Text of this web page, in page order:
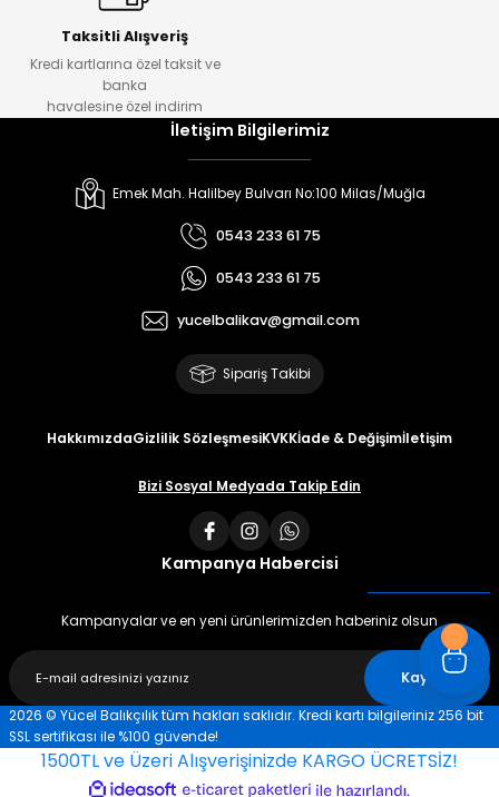
Taksitli Alışveriş
Kredi kartlarına özel taksit ve
banka
havalesine özel indirim
İletişim Bilgilerimiz
Emek Mah. Halilbey Bulvarı No:100 Milas/Muğla
0543 233 61 75
0543 233 61 75
yucelbalikav@gmail.com
Sipariş Takibi
HakkımızdaGizlilik SözleşmesiKVKKİade & Değişimİletişim
Bizi Sosyal Medyada Takip Edin
Kampanya Habercisi
Kampanyalar ve en yeni ürünlerimizden haberiniz olsun
Kaydet
2026 © Yücel Balıkçılık tüm hakları saklıdır. Kredi kartı bilgileriniz 256 bit
SSL sertifikası ile %100 güvende!
1500TL ve Üzeri Alışverişinizde KARGO ÜCRETSİZ!
ideasoft e-